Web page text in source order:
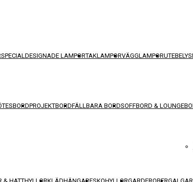
SPECIALDESIGNADE LAMPORTAKLAMPORVÄGGLAMPOR
PROJEKTBORDFÄLLBARA BORDSOFFBORD &